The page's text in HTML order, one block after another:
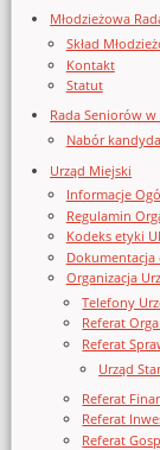
Młodzieżowa
Skład
Kontakt
Statut
Rada Seniorów
Nabór
Urząd Miejski
Informacje
Regulamin
Kodeks etyki
Dokumentacja
Organizacja
Telefony
Referat
Referat
Urząd
Referat
Referat
Referat